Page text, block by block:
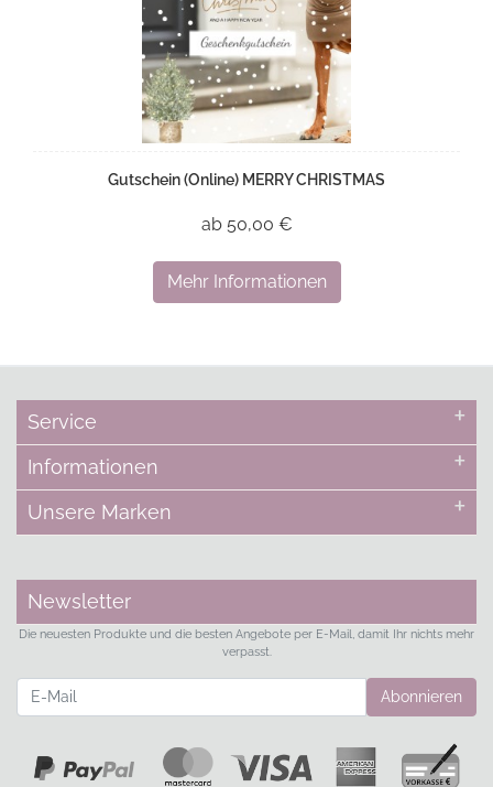
Gutschein (Online) MERRY CHRISTMAS
ab 50,00 €
Mehr Informationen
Service
Informationen
Unsere Marken
Newsletter
Die neuesten Produkte und die besten Angebote per E-Mail, damit Ihr nichts mehr
verpasst.
Abonnieren